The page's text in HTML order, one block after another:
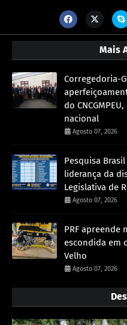
Mais
Corregedoria-
do
nacional
Agosto 07, 2026
Pesquisa
liderança da
Legislativa de
Agosto 07, 2026
PRF apreende
escondida em
Velho
Agosto 07, 2026